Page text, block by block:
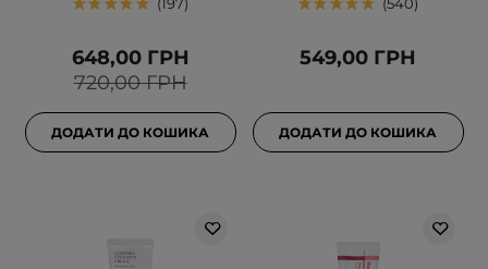
197
720,00 ГРН
648,00 ГРН
ДОДАТИ ДО КОШИКА
540
549,00 ГРН
ДОДАТИ ДО КОШИКА